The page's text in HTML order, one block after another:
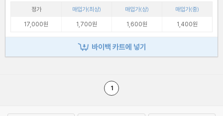
정가 매입가(최상) 매입가(상)
매입가(중)
17,000원
1,700원 1,600원 1,400원
바이백 카트에 넣기
1